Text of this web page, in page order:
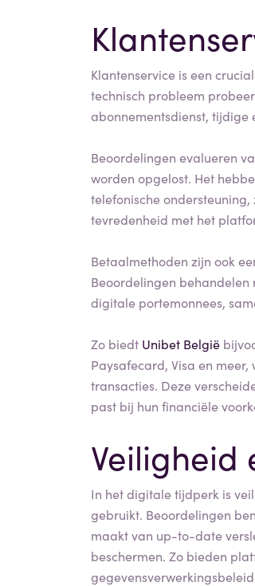
Klantenservice is een
technisch probleem
abonnementsdienst, tijdige
Beoordelingen evalueren
worden opgelost. Het
telefonische
tevredenheid met het
Betaalmethoden zijn ook
Beoordelingen
digitale portemonnees,
Zo biedt Unibet België
Paysafecard, Visa en
transacties. Deze
past bij hun financiële
Veiligheid
In het digitale tijdperk is
gebruikt. Beoordelingen
maakt van up-to-date
beschermen. Zo bieden